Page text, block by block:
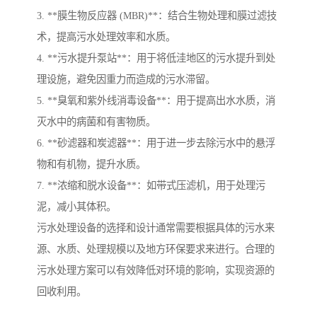
3. **膜生物反应器 (MBR)**：结合生物处理和膜过滤技
术，提高污水处理效率和水质。
4. **污水提升泵站**：用于将低洼地区的污水提升到处
理设施，避免因重力而造成的污水滞留。
5. **臭氧和紫外线消毒设备**：用于提高出水水质，消
灭水中的病菌和有害物质。
6. **砂滤器和炭滤器**：用于进一步去除污水中的悬浮
物和有机物，提升水质。
7. **浓缩和脱水设备**：如带式压滤机，用于处理污
泥，减小其体积。
污水处理设备的选择和设计通常需要根据具体的污水来
源、水质、处理规模以及地方环保要求来进行。合理的
污水处理方案可以有效降低对环境的影响，实现资源的
回收利用。